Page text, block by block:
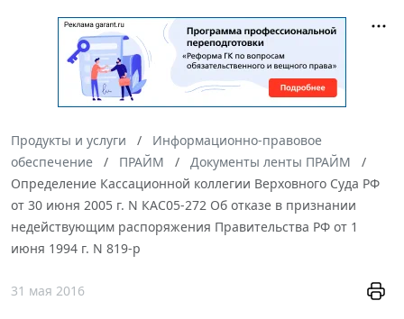
Продукты и услуги
Информационно-правовое
обеспечение
ПРАЙМ
Документы ленты ПРАЙМ
Определение Кассационной коллегии Верховного Суда РФ
от 30 июня 2005 г. N КАС05-272 Об отказе в признании
недействующим распоряжения Правительства РФ от 1
июня 1994 г. N 819-р
31 мая 2016